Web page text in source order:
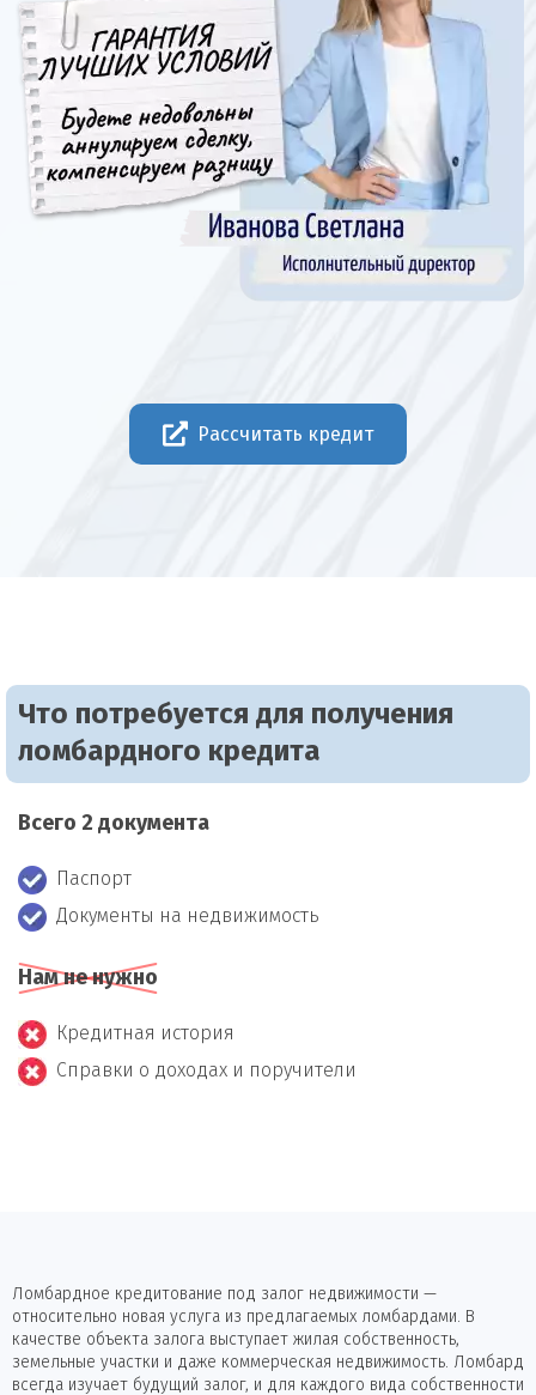
Рассчитать кредит
Что потребуется для получения
ломбардного кредита
Всего 2 документа
Паспорт
Документы на недвижимость
Нам не нужно
Кредитная история
Справки о доходах и поручители
Ломбардное кредитование под залог недвижимости —
относительно новая услуга из предлагаемых ломбардами. В
качестве объекта залога выступает жилая собственность,
земельные участки и даже коммерческая недвижимость. Ломбард
всегда изучает будущий залог, и для каждого вида собственности